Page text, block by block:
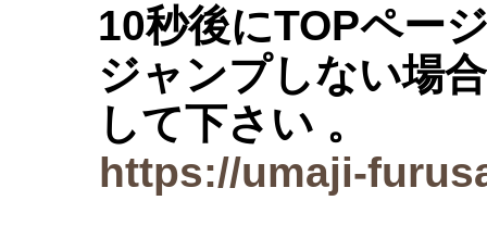
10秒後にTOPペー
ジャンプしない場
して下さい 。
https://umaji-